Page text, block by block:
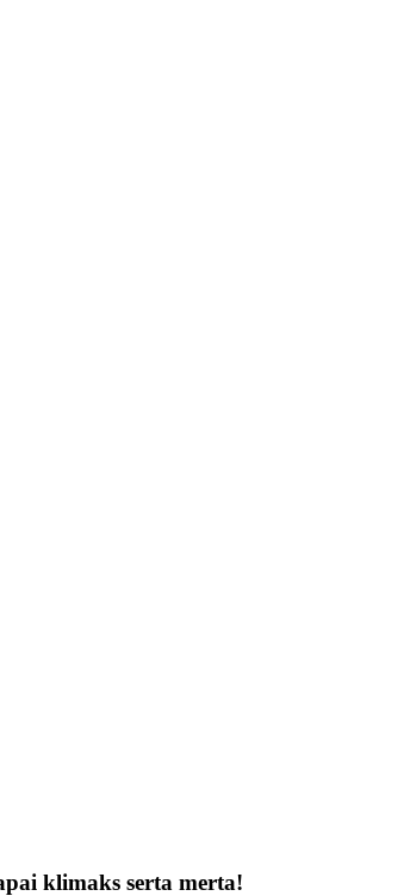
klimaks serta merta!